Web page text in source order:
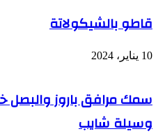
قاطو بالشيكولاتة
10 يناير، 2024
سمك مرافق باروز
وسيلة شايب